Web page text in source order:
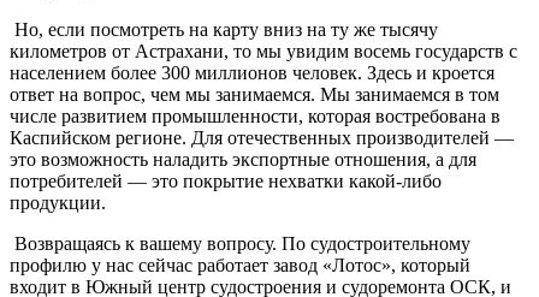
Но, если посмотреть на карту вниз на ту же тысячу
километров от Астрахани, то мы увидим восемь государств с
населением более 300 миллионов человек. Здесь и кроется
ответ на вопрос, чем мы занимаемся. Мы занимаемся в том
числе развитием промышленности, которая востребована в
Каспийском регионе. Для отечественных производителей —
это возможность наладить экспортные отношения, а для
потребителей — это покрытие нехватки какой-либо
продукции.
Возвращаясь к вашему вопросу. По судостроительному
профилю у нас сейчас работает завод «Лотос», который
входит в Южный центр судостроения и судоремонта ОСК, и